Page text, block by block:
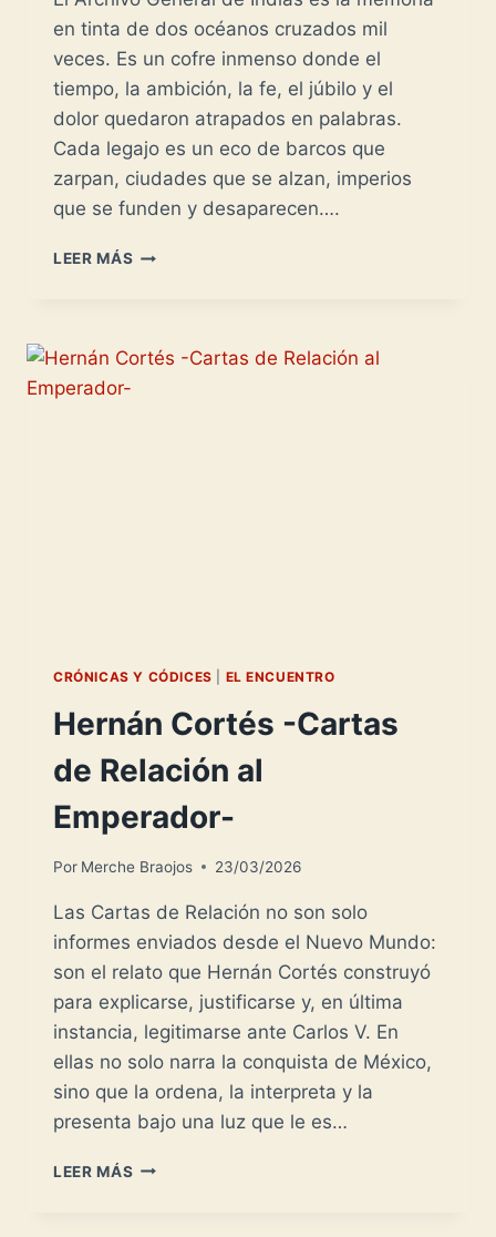
en tinta de dos océanos cruzados mil
veces. Es un cofre inmenso donde el
tiempo, la ambición, la fe, el júbilo y el
dolor quedaron atrapados en palabras.
Cada legajo es un eco de barcos que
zarpan, ciudades que se alzan, imperios
que se funden y desaparecen….
LEER MÁS ARCHIVO
PROFUNDA
CRÓNICAS Y CÓDICES EL ENCUENTRO
Hernán Cortés -Cartas
de Relación al
Emperador-
Por Merche Braojos 23/03/2026
Las Cartas de Relación no son solo
informes enviados desde el Nuevo Mundo:
son el relato que Hernán Cortés construyó
para explicarse, justificarse y, en última
instancia, legitimarse ante Carlos V. En
ellas no solo narra la conquista de México,
sino que la ordena, la interpreta y la
presenta bajo una luz que le es…
LEER MÁS HERNÁN